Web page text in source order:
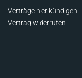
Verträge hier kündigen
Vertrag widerrufen